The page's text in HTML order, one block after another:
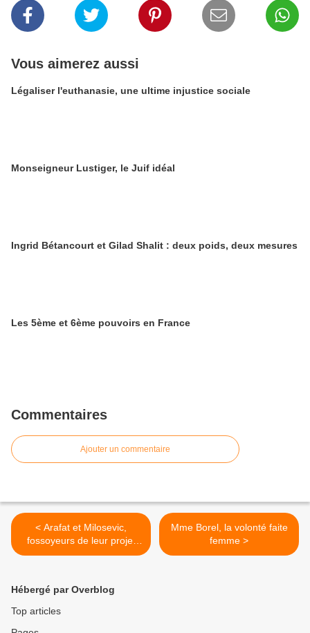
Vous aimerez aussi
Légaliser l'euthanasie, une ultime injustice sociale
Monseigneur Lustiger, le Juif idéal
Ingrid Bétancourt et Gilad Shalit : deux poids, deux mesures
Les 5ème et 6ème pouvoirs en France
Commentaires
Ajouter un commentaire
< Arafat et Milosevic,
fossoyeurs de leur projet
national
Mme Borel, la volonté faite
femme >
Hébergé par Overblog
Top articles